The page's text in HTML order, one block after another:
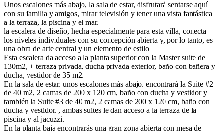
Unos escalones más abajo, la sala de estar, disfrutará sentarse aquí
con su familia y amigos, mirar televisión y tener una vista fantástica
a la terraza, la piscina y el mar.
la escalera de diseño, hecha especialmente para esta villa, conecta
los niveles individuales con su concepción abierta y, por lo tanto, es
una obra de arte central y un elemento de estilo
Esta escalera da acceso a la planta superior con la Master suite de
130m2, + terraza privada, ducha privada exterior, baño con bañera y
ducha, vestidor de 35 m2.
En la sala de estar, unos escalones más abajo, encontrará la Suite #2
de 40 m2, 2 camas de 200 x 120 cm, baño con ducha y vestidor y
también la Suite #3 de 40 m2, 2 camas de 200 x 120 cm, baño con
ducha y vestidor. , ambas suites le dan acceso a la terraza de la
piscina y al jacuzzi.
En la planta baja encontrarás una gran zona abierta con mesa de